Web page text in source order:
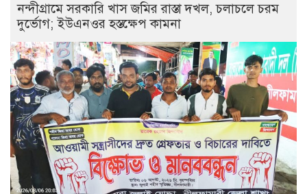
নন্দীগ্রামে সরকারি খাস জমির রাস্তা দখল, চলাচলে চরম
দুর্ভোগ; ইউএনওর হস্তক্ষেপ কামনা